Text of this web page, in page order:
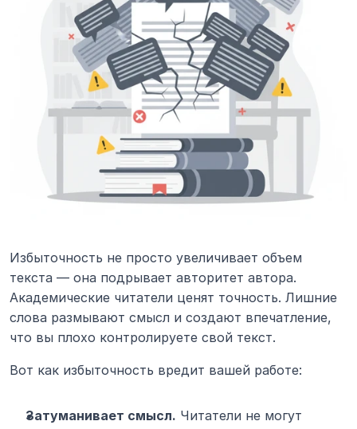
Избыточность не просто увеличивает объем
текста — она подрывает авторитет автора.
Академические читатели ценят точность. Лишние
слова размывают смысл и создают впечатление,
что вы плохо контролируете свой текст.
Вот как избыточность вредит вашей работе:
Затуманивает смысл. Читатели не могут